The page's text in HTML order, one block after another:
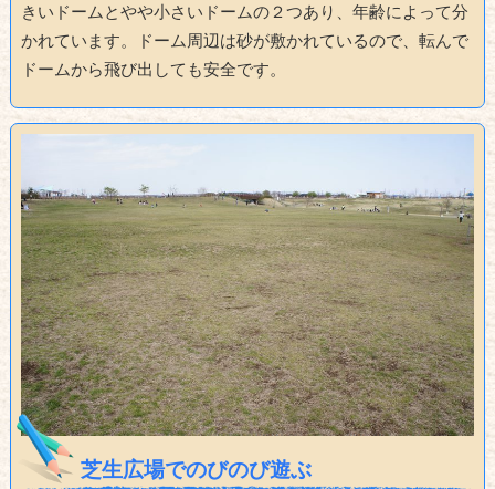
きいドームとやや小さいドームの２つあり、年齢によって分
かれています。ドーム周辺は砂が敷かれているので、転んで
ドームから飛び出しても安全です。
芝生広場でのびのび遊ぶ